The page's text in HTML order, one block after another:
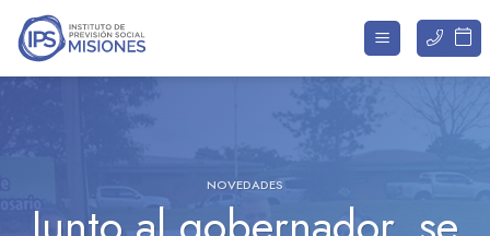
Saltar
contenido
NOVEDADES